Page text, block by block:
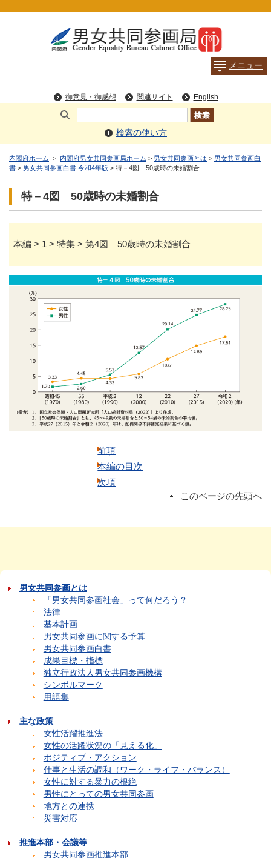
検索の使い方
内閣府ホーム > 内閣府男女共同参画局ホーム > 男女共同参画とは > 男女共同参画白
書 > 男女共同参画白書 令和4年版 > 特－4図 50歳時の未婚割合
特－4図 50歳時の未婚割合
本編 > 1 > 特集 > 第4図 50歳時の未婚割合
前項
本編の目次
次項
このページの先頭へ